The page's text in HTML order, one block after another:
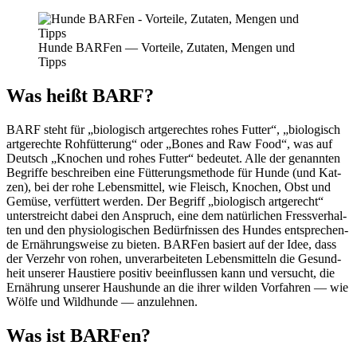
Hun­de BAR­Fen — Vor­tei­le, Zuta­ten, Men­gen und
Tipps
Was heißt BARF?
BARF steht für „bio­lo­gisch art­ge­rech­tes rohes Fut­ter“, „bio­lo­gisch
art­ge­rech­te Roh­füt­te­rung“ oder „Bones and Raw Food“, was auf
Deutsch „Kno­chen und rohes Fut­ter“ bedeu­tet. Alle der genann­ten
Begrif­fe beschrei­ben eine Füt­te­rungs­me­tho­de für Hun­de (und Kat­
zen), bei der rohe Lebens­mit­tel, wie Fleisch, Kno­chen, Obst und
Gemü­se, ver­füt­tert wer­den. Der Begriff „bio­lo­gisch art­ge­recht“
unter­streicht dabei den Anspruch, eine dem natür­li­chen Fress­ver­hal­
ten und den phy­sio­lo­gi­schen Bedürf­nis­sen des Hun­des ent­spre­chen­
de Ernäh­rungs­wei­se zu bie­ten. BAR­Fen basiert auf der Idee, dass
der Ver­zehr von rohen, unver­ar­bei­te­ten Lebens­mit­teln die Gesund­
heit unse­rer Haus­tie­re posi­tiv beein­flus­sen kann und ver­sucht, die
Ernäh­rung unse­rer Haus­hun­de an die ihrer wil­den Vor­fah­ren — wie
Wöl­fe und Wild­hun­de — anzu­leh­nen.
Was ist BAR­Fen?